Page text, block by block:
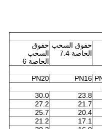
حقوق السحب
الخاصة 7.4
حقوق
السحب
الخاصة 6
PN16
PN20
23.8
30.0
21.7
27.2
20.4
25.7
17.1
21.2